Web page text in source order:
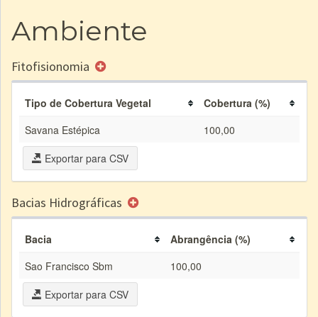
Ambiente
Fitofisionomia
Tipo de Cobertura Vegetal
Cobertura (%)
Savana Estépica
100,00
Exportar para CSV
Bacias Hidrográficas
Bacia
Abrangência (%)
Sao Francisco Sbm
100,00
Exportar para CSV